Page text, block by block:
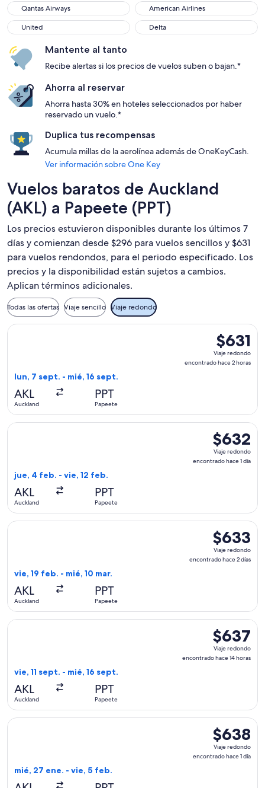
Qantas Airways
Qantas Airways American Airlines
American Airlines
United
United Delta
Delta
Mantente al tanto
Recibe alertas si los precios de vuelos suben o bajan.*
Ahorra al reservar
Ahorra hasta 30% en hoteles seleccionados por haber
reservado un vuelo.*
Duplica tus recompensas
Acumula millas de la aerolínea además de OneKeyCash.
Ver información sobre One Key
Vuelos baratos de Auckland
(AKL) a Papeete (PPT)
Los precios estuvieron disponibles durante los últimos 7
días y comienzan desde $296 para vuelos sencillos y $631
para vuelos rendondos, para el periodo especificado. Los
precios y la disponibilidad están sujetos a cambios.
Aplican términos adicionales.
Todas las ofertas Viaje sencillo Viaje redondo
$631
Viaje
redondo,
$631
Viaje redondo
encontrado hace 2 horas
lun, 7 sept. - mié, 16 sept.
AKL
Auckland
PPT
Papeete
Seleccionar vuelo de Air New Zealand, con salida el lun, 7
$632
Viaje
redondo,
$632
Viaje redondo
encontrado hace 1 día
jue, 4 feb. - vie, 12 feb.
AKL
Auckland
PPT
Papeete
Seleccionar vuelo de Air Tahiti Nui, con salida el jue, 4 feb.
$633
Viaje
redondo,
$633
Viaje redondo
encontrado hace 2 días
vie, 19 feb. - mié, 10 mar.
AKL
Auckland
PPT
Papeete
Seleccionar vuelo de Air New Zealand, con salida el vie,
$637
Viaje
redondo,
$637
Viaje redondo
encontrado hace 14 horas
vie, 11 sept. - mié, 16 sept.
AKL
Auckland
PPT
Papeete
Seleccionar vuelo de Air New Zealand, con salida el vie, 11
$638
Viaje
redondo,
$638
Viaje redondo
encontrado hace 1 día
mié, 27 ene. - vie, 5 feb.
Seleccionar vuelo de Air New Zealand, con salida el mié,